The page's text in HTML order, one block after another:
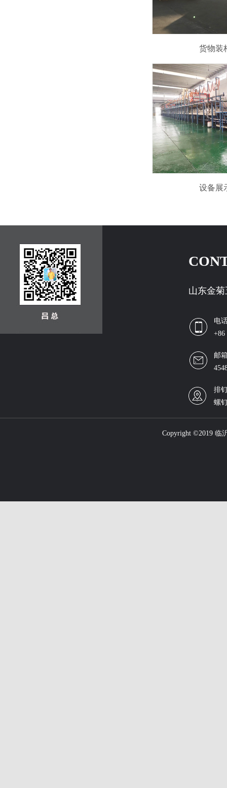
货物装
设备展
山东金
电
+86
邮
排
螺
Copyright ©2019 临